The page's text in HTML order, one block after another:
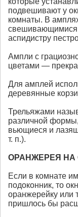
подвешивают у
комнаты. В
свешивающимися
аспидистру
Ампли с
цветами —
Для амплей
деревянные
Трельяжами
различной
вьющиеся и
т. п.).
ОРАНЖЕРЕЯ НА
Если в комнате
подоконник, то
оранжерейку или
пришлось бы